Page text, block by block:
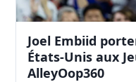
Joel Embiid
États-Unis aux
AlleyOop360